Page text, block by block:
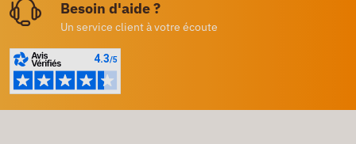
Besoin d'aide ?
Un service client à votre écoute